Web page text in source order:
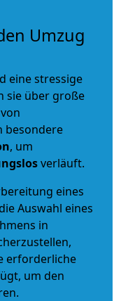
Umzug
eine stressige
sie über große
besondere
, um
verläuft.
eines
Auswahl eines
in
erforderliche
um den